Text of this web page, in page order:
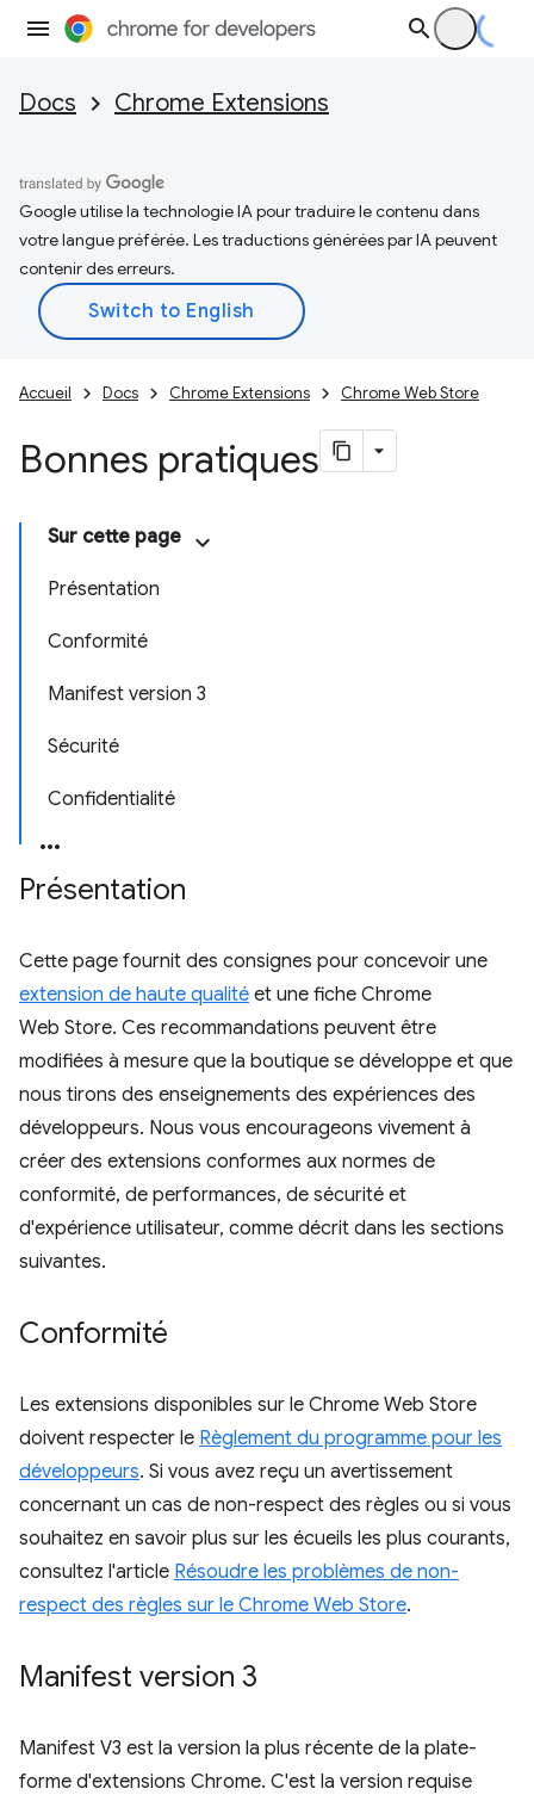
Docs Chrome Extensions
Google utilise la technologie IA pour traduire le contenu dans
votre langue préférée. Les traductions générées par IA peuvent
contenir des erreurs.
Accueil Docs Chrome Extensions Chrome Web Store
Bonnes pratiques
Sur cette page
Présentation
Conformité
Manifest version 3
Sécurité
Confidentialité
Présentation
Cette page fournit des consignes pour concevoir une
extension de haute qualité et une fiche Chrome
Web Store. Ces recommandations peuvent être
modifiées à mesure que la boutique se développe et que
nous tirons des enseignements des expériences des
développeurs. Nous vous encourageons vivement à
créer des extensions conformes aux normes de
conformité, de performances, de sécurité et
d'expérience utilisateur, comme décrit dans les sections
suivantes.
Conformité
Les extensions disponibles sur le Chrome Web Store
doivent respecter le Règlement du programme pour les
développeurs. Si vous avez reçu un avertissement
concernant un cas de non-respect des règles ou si vous
souhaitez en savoir plus sur les écueils les plus courants,
consultez l'article Résoudre les problèmes de non-
respect des règles sur le Chrome Web Store.
Manifest version 3
Manifest V3 est la version la plus récente de la plate-
forme d'extensions Chrome. C'est la version requise